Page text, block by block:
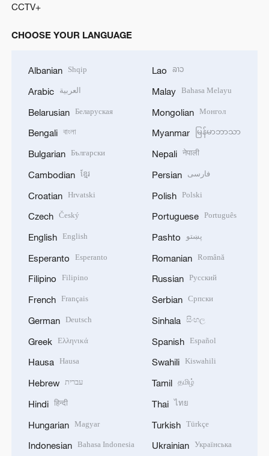
CCTV+
CHOOSE YOUR LANGUAGE
Albanian Shqip
Arabic العربية
Belarusian Беларуская
Bengali বাংলা
Bulgarian Български
Cambodian ខ្មែរ
Croatian Hrvatski
Czech Český
English English
Esperanto Esperanto
Filipino Filipino
French Français
German Deutsch
Greek Ελληνικά
Hausa Hausa
Hebrew עברית
Hindi हिन्दी
Hungarian Magyar
Indonesian Bahasa Indonesia
Lao ລາວ
Malay Bahasa Melayu
Mongolian Монгол
Myanmar မြန်မာဘာသာ
Nepali नेपाली
Persian فارسی
Polish Polski
Portuguese Português
Pashto پښتو
Romanian Română
Russian Русский
Serbian Српски
Sinhala සිංහල
Spanish Español
Swahili Kiswahili
Tamil தமிழ்
Thai ไทย
Turkish Türkçe
Ukrainian Українська